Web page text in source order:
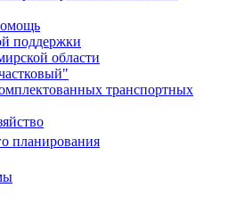
поддержки
области
транспортных
планирования